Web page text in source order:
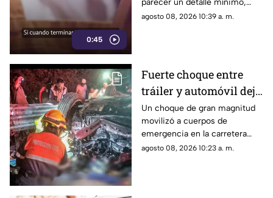
0:45
revelar algunos rasgos
de tu personalidad
parecer un detalle mínimo,
pero este comportamiento
agosto 08, 2026 10:39 a. m.
Fuerte choque entre
tráiler y automóvil deja
un auto destrozado y
víctimas m0rt4les en la
Irapuato Salamanca
Un choque de gran magnitud
movilizó a cuerpos de
emergencia en la carretera
Irapuato-Salamanca, donde
agosto 08, 2026 10:23 a. m.